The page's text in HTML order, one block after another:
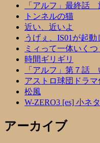
「アルフ」最終話
トンネルの猫
近い、近いよ
うげぇ、IS01が起動
ミィって一体いくつ
時間ギリギリ
「アルフ」第７話
アストロ球団ドラ
松風
W-ZERO3 [es] 小ネ
アーカイブ